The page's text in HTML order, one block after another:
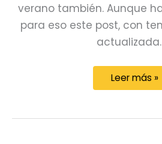
verano también. Aunque
para eso este post, con
actualizada.
La
ropa
Leer más »